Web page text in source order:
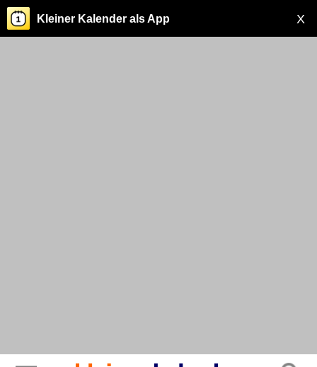
X
Kleiner Kalender als App